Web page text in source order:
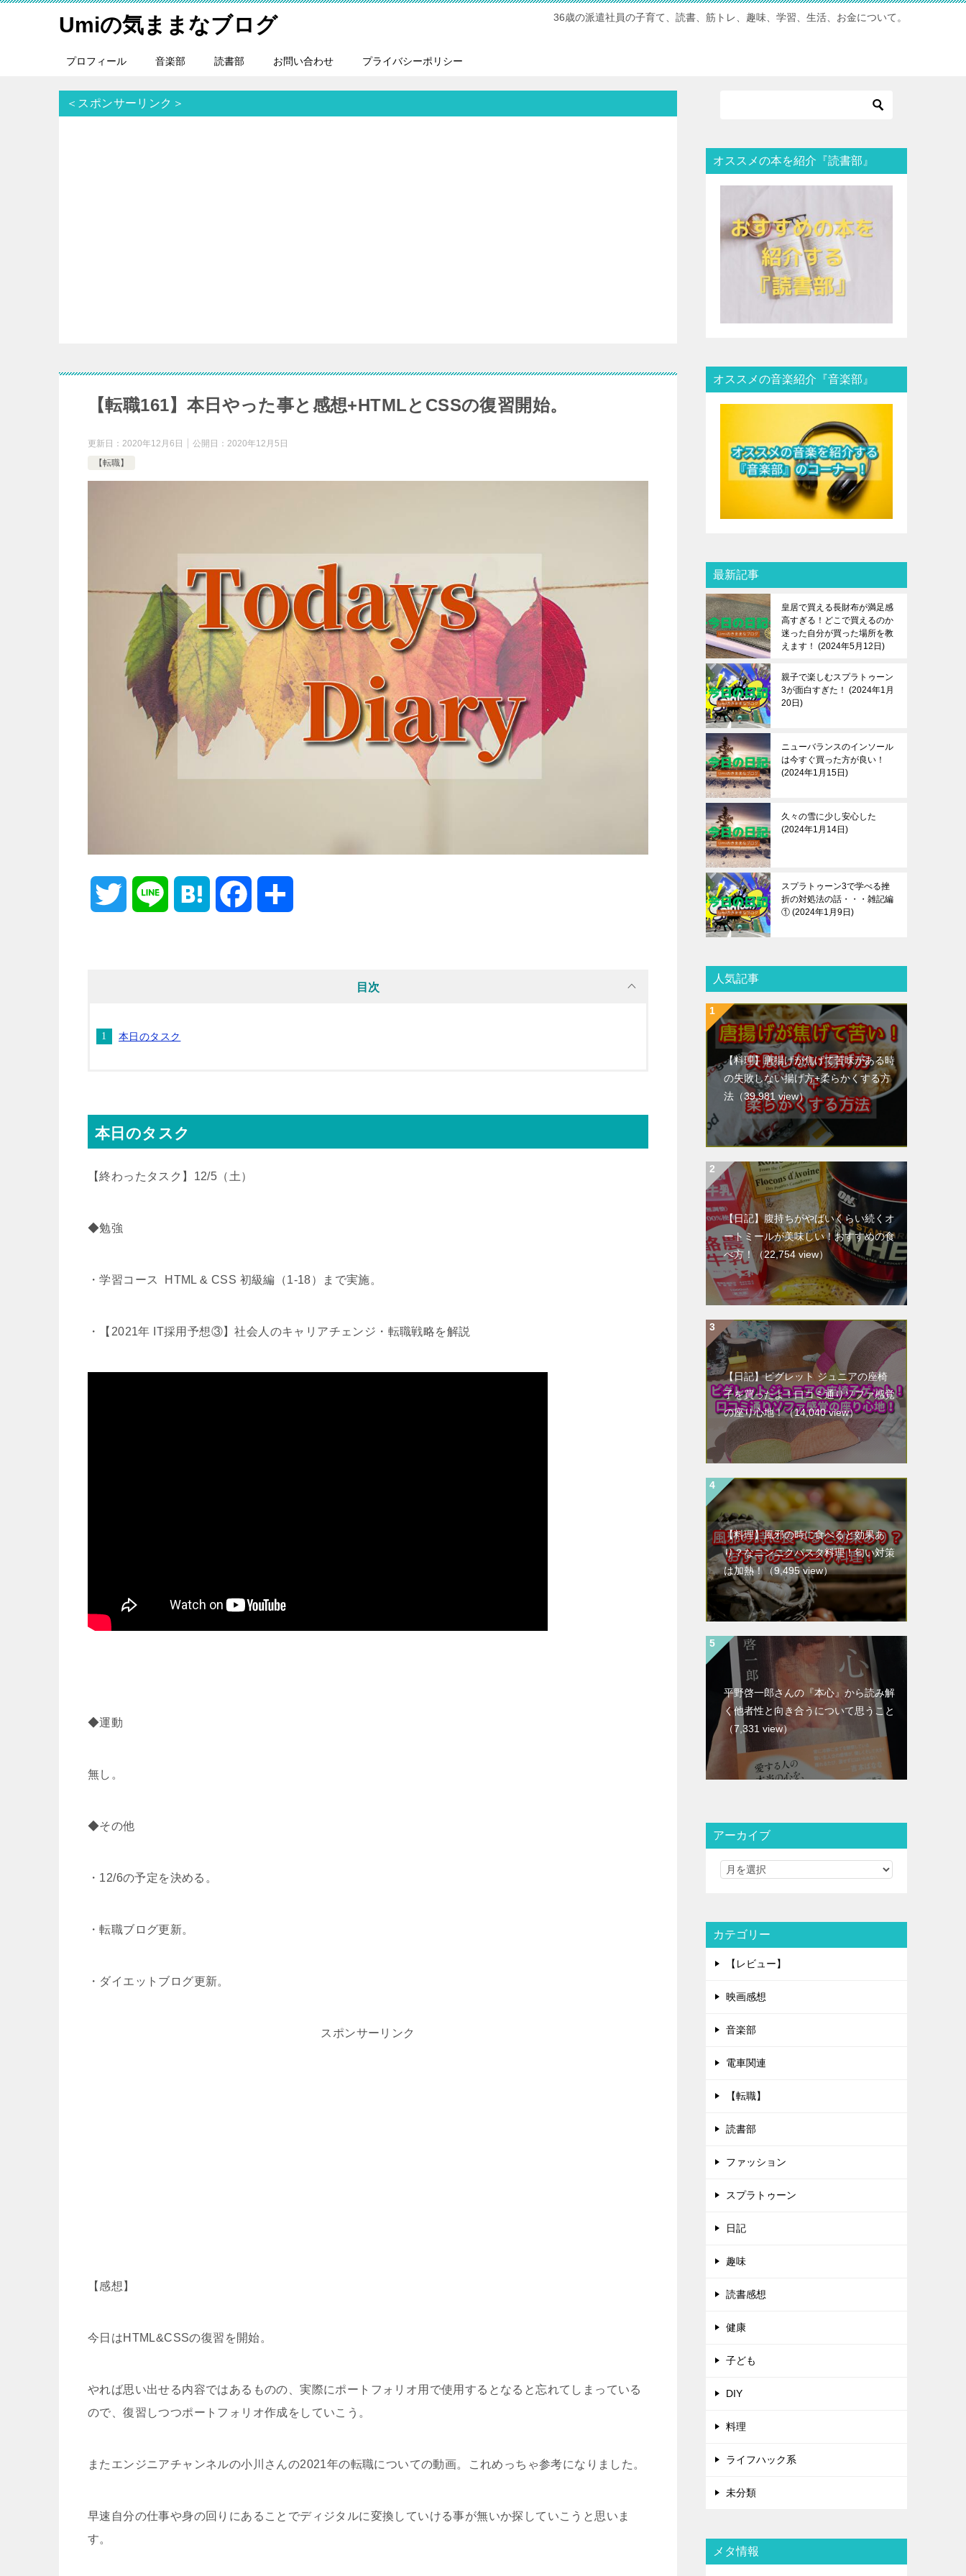
Umiの気ままなブログ 36歳の派遣社員の子育て、読書、筋トレ、趣味、学習、生活、お金について。
プロフィール 音楽部 読書部 お問い合わせ プライバシーポリシー
＜スポンサーリンク＞
【転職161】本日やった事と感想+HTMLとCSSの復習開始。
更新日： 2020年12月6日 公開日： 2020年12月5日
【転職】
t
目次
本日のタスク
本日のタスク
【終わったタスク】12/5（土）
◆勉強
・学習コース HTML & CSS 初級編（1-18）まで実施。
・【2021年 IT採用予想③】社会人のキャリアチェンジ・転職戦略を解説
◆運動
無し。
◆その他
・12/6の予定を決める。
・転職ブログ更新。
・ダイエットブログ更新。
スポンサーリンク
【感想】
今日はHTML&CSSの復習を開始。
やれば思い出せる内容ではあるものの、実際にポートフォリオ用で使用するとなると忘れてしまっている
ので、復習しつつポートフォリオ作成をしていこう。
またエンジニアチャンネルの小川さんの2021年の転職についての動画。これめっちゃ参考になりました。
早速自分の仕事や身の回りにあることでディジタルに変換していける事が無いか探していこうと思いま
す。
オススメの本を紹介『読書部』
オススメの音楽紹介『音楽部』
最新記事
皇居で買える長財布が満足感
高すぎる！どこで買えるのか
迷った自分が買った場所を教
えます！
2024年5月12日
親子で楽しむスプラトゥーン
3が面白すぎた！
2024年1月
20日
ニューバランスのインソール
は今すぐ買った方が良い！
2024年1月15日
久々の雪に少し安心した
2024年1月14日
スプラトゥーン3で学べる挫
折の対処法の話・・・雑記編
① 2024年1月9日
人気記事
【料理】唐揚げが焦げて苦味がある時
の失敗しない揚げ方+柔らかくする方
法 （39,981 view）
【日記】腹持ちがやばいくらい続くオ
ートミールが美味しい！おすすめの食
べ方！ （22,754 view）
【日記】ピグレット ジュニアの座椅
子を買ったよ！口コミ通りソファ感覚
の座り心地！（14,040 view）
【料理】風邪の時に食べると効果あ
り？なニンニクパスタ料理！匂い対策
は加熱！ （9,495 view）
平野啓一郎さんの『本心』から読み解
く他者性と向き合うについて思うこと
（7,331 view）
アーカイブ
カテゴリー
【レビュー】
映画感想
音楽部
電車関連
【転職】
読書部
ファッション
スプラトゥーン
日記
趣味
読書感想
健康
子ども
DIY
料理
ライフハック系
未分類
メタ情報